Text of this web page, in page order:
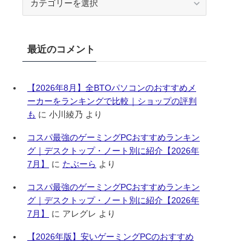
ー最近のコメント
【2026年8月】全BTOパソコンのおすすめメ
ーカーをランキングで比較｜ショップの評判
も に 小川綾乃 より
コスパ最強のゲーミングPCおすすめランキン
グ｜デスクトップ・ノート別に紹介【2026年
7月】
に たぶーら より
コスパ最強のゲーミングPCおすすめランキン
グ｜デスクトップ・ノート別に紹介【2026年
7月】
に アレグレ より
【2026年版】安いゲーミングPCのおすすめ